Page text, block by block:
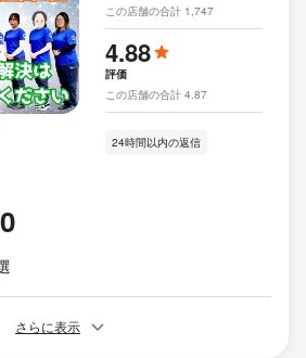
この店舗の合計 1,747
4.88
評価
この店舗の合計 4.87
24時間以内の返信
さらに表示